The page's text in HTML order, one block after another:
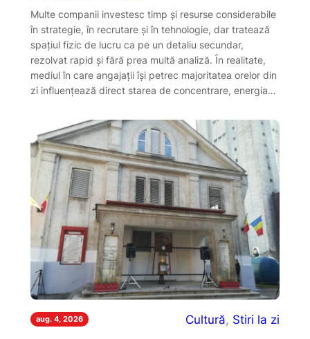
Multe companii investesc timp și resurse considerabile
în strategie, în recrutare și în tehnologie, dar tratează
spațiul fizic de lucru ca pe un detaliu secundar,
rezolvat rapid și fără prea multă analiză. În realitate,
mediul în care angajații își petrec majoritatea orelor din
zi influențează direct starea de concentrare, energia…
aug. 4, 2026 Cultură, Stiri la zi